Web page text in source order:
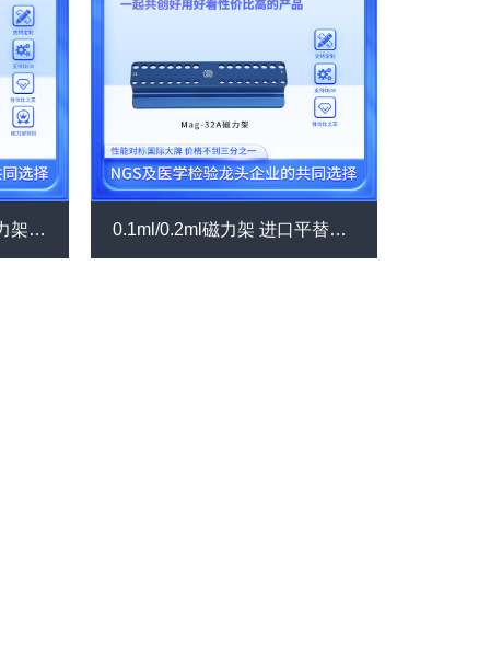
96孔板磁力架 0.2环形磁力架 进口平替碳环智造 96孔深孔板磁力架 96全裙边板磁力架 96浅孔板磁力架 自动化磁力架 （M96） 0.1ml/0.2ml磁力架 进口平替碳环智造 0.2mlpcr管磁力架 八连管侧吸磁力架（Mag-32W ）